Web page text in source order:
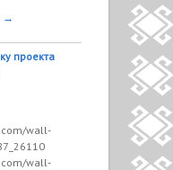
→
проекта
wall-
wall-